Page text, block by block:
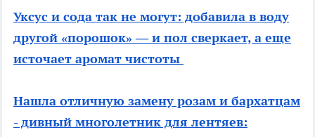
Уксус и сода так не могут: добавила в воду
другой «порошок» — и пол сверкает, а еще
источает аромат чистоты
Нашла отличную замену розам и бархатцам
- дивный многолетник для лентяев: